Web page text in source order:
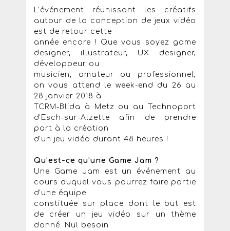
L’événement réunissant les créatifs
autour de la conception de jeux vidéo
est de retour cette
année encore ! Que vous soyez game
designer, illustrateur, UX designer,
développeur ou
musicien, amateur ou professionnel,
on vous attend le week-end du 26 au
28 janvier 2018 à
TCRM-Blida à Metz ou au Technoport
d’Esch-sur-Alzette afin de prendre
part à la création
d’un jeu vidéo durant 48 heures !
Qu’est-ce qu’une Game Jam ?
Une Game Jam est un événement au
cours duquel vous pourrez faire partie
d’une équipe
constituée sur place dont le but est
de créer un jeu vidéo sur un thème
donné. Nul besoin